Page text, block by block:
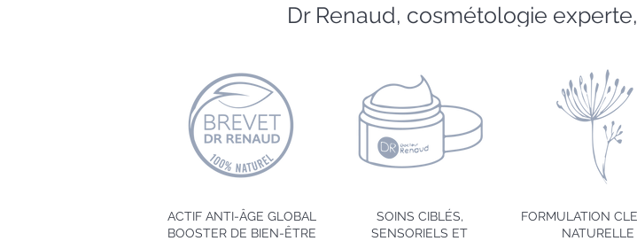
Dr Renaud, cosmétologie
ACTIF ANTI-ÂGE GLOBAL
BOOSTER DE BIEN-ÊTRE
SOINS CIBLÉS,
SENSORIELS ET
FORMULATION
NATURELLE